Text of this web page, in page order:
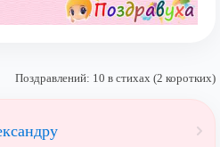
Поздравлений: 10 в стихах (2 коротких)